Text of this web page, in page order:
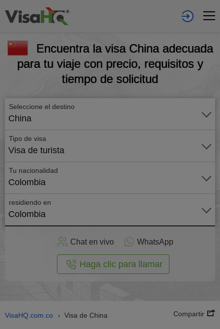
Encuentra la visa China adecuada
para tu viaje con precio, requisitos y
tiempo de solicitud
Seleccione el destino
China
Tipo de visa
Visa de turista
Tu nacionalidad
Colombia
residiendo en
Colombia
Chat en vivo WhatsApp
Haga clic para llamar
VisaHQ.com.co › Visa de China Compartir